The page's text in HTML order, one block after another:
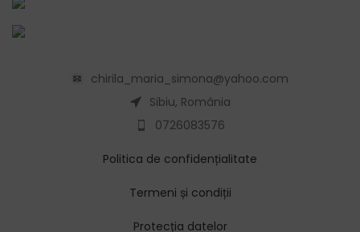
chirila_maria_simona@yahoo.com
Sibiu, România
0726083576
Politica de confidențialitate
Termeni și condiții
Protecția datelor